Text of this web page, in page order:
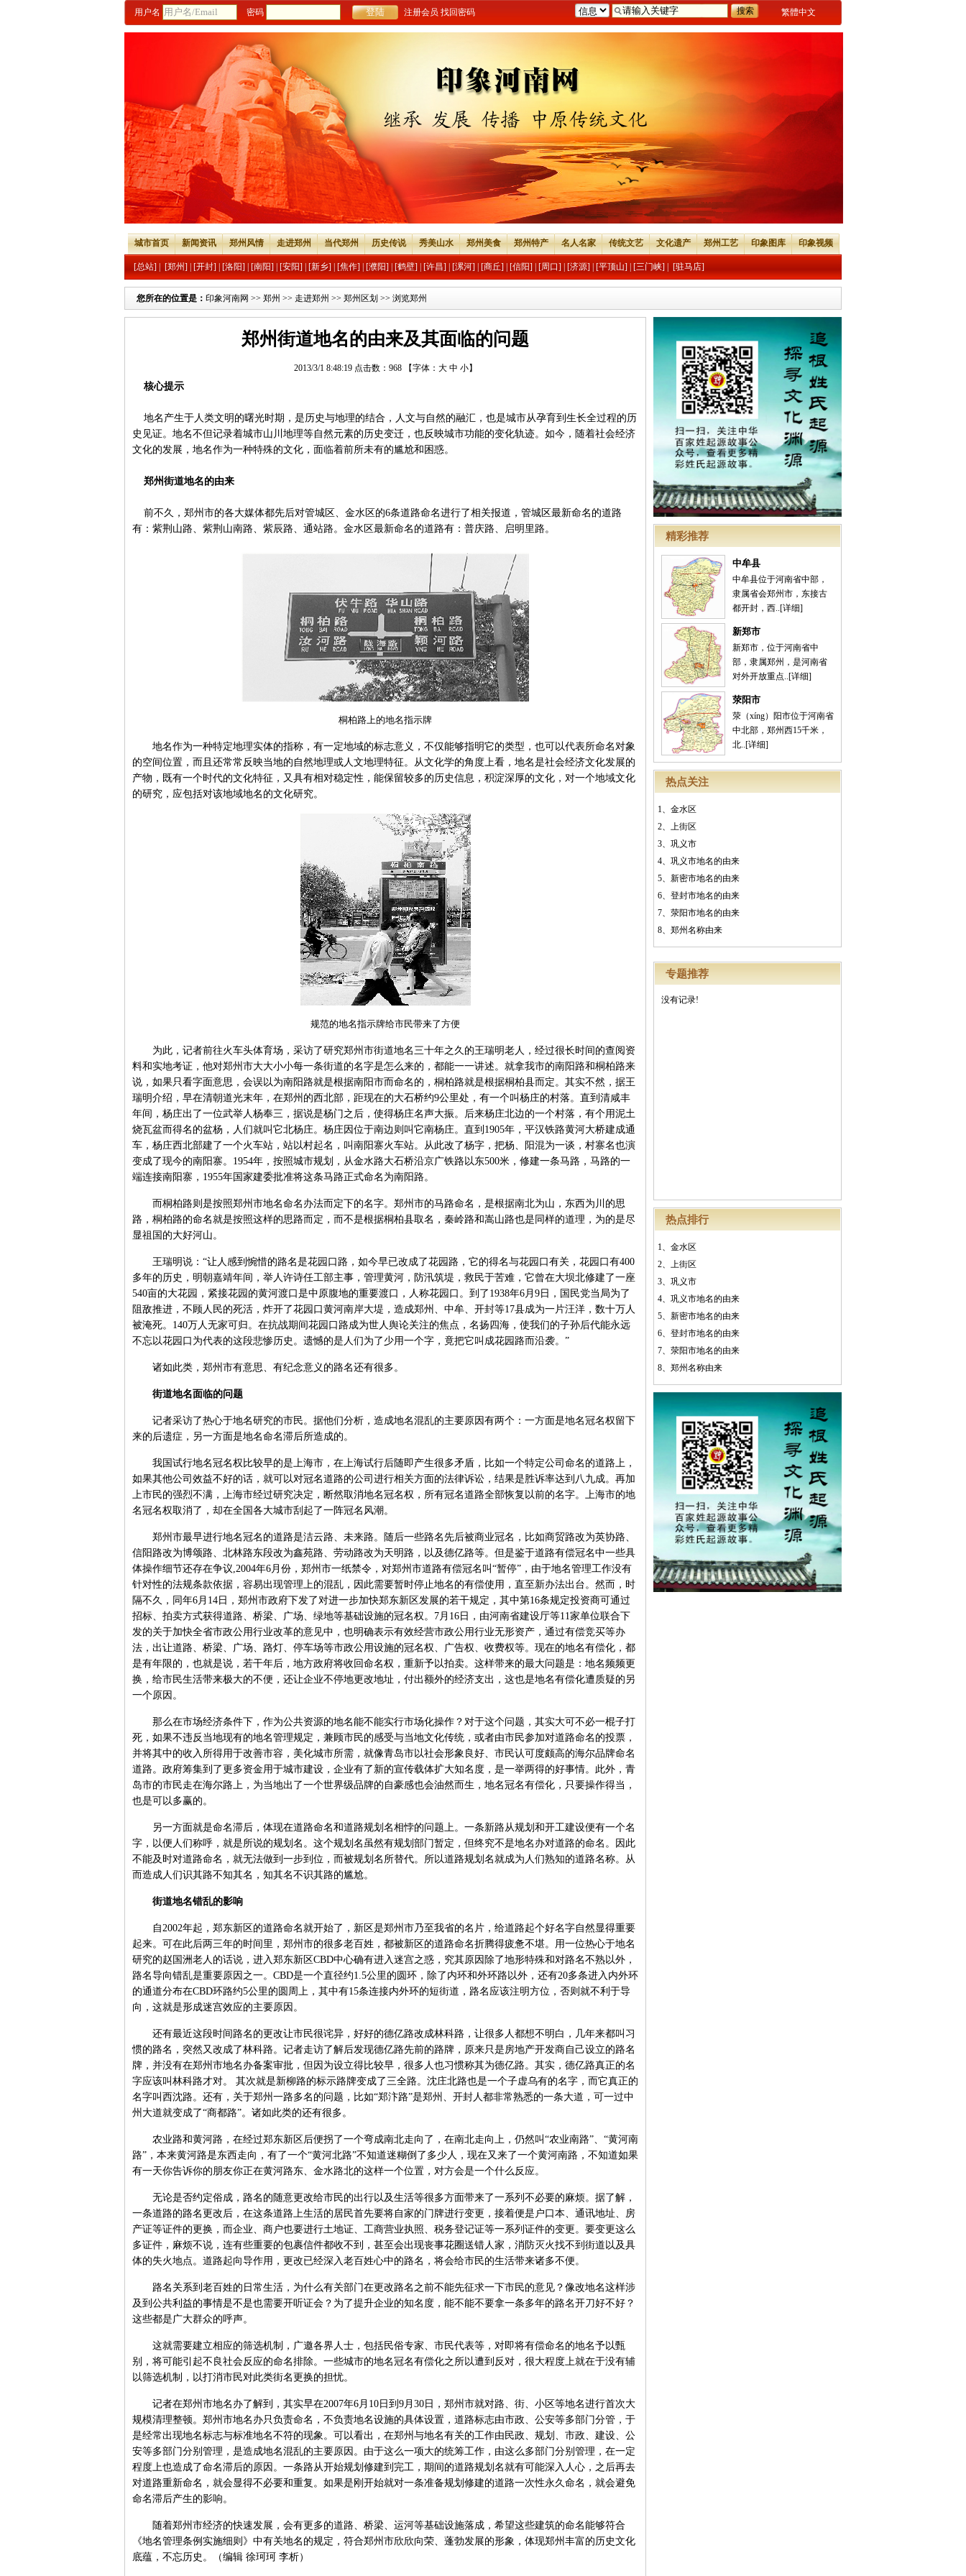
繁體中文
用户名 密码 注册会员 找回密码
城市首页 新闻资讯 郑州风情 走进郑州 当代郑州 历史传说 秀美山水 郑州美食 郑州特产 名人名家 传统文艺 文化遗产 郑州工艺 印象图库 印象视频
[总站] [郑州] [开封] [洛阳] [南阳] [安阳] [新乡] [焦作] [濮阳] [鹤壁] [许昌] [漯河] [商丘] [信阳] [周口] [济源] [平顶山] [三门峡] [驻马店]
您所在的位置是： 印象河南网 >> 郑州 >> 走进郑州 >> 郑州区划 >> 浏览郑州
精彩推荐
中牟县
中牟县位于河南省中部，
隶属省会郑州市，东接古
都开封，西..[详细]
新郑市
新郑市，位于河南省中
部，隶属郑州，是河南省
对外开放重点..[详细]
荥阳市
荥（xíng）阳市位于河南省
中北部，郑州西15千米，
北..[详细]
热点关注
1、 金水区
2、 上街区
3、 巩义市
4、 巩义市地名的由来
5、 新密市地名的由来
6、 登封市地名的由来
7、 荥阳市地名的由来
8、 郑州名称由来
专题推荐
没有记录!
热点排行
1、 金水区
2、 上街区
3、 巩义市
4、 巩义市地名的由来
5、 新密市地名的由来
6、 登封市地名的由来
7、 荥阳市地名的由来
8、 郑州名称由来
郑州街道地名的由来及其面临的问题
2013/3/1 8:48:19 点击数： 968 【字体： 大 中 小】
核心提示
地名产生于人类文明的曙光时期，是历史与地理的结合，人文与自然的融汇，也是城市从孕育到生长全过程的历
史见证。地名不但记录着城市山川地理等自然元素的历史变迁，也反映城市功能的变化轨迹。如今，随着社会经济
文化的发展，地名作为一种特殊的文化，面临着前所未有的尴尬和困惑。
郑州街道地名的由来
前不久，郑州市的各大媒体都先后对管城区、金水区的6条道路命名进行了相关报道，管城区最新命名的道路
有：紫荆山路、紫荆山南路、紫辰路、通站路。金水区最新命名的道路有：普庆路、启明里路。
桐柏路上的地名指示牌
地名作为一种特定地理实体的指称，有一定地域的标志意义，不仅能够指明它的类型，也可以代表所命名对象
的空间位置，而且还常常反映当地的自然地理或人文地理特征。从文化学的角度上看，地名是社会经济文化发展的
产物，既有一个时代的文化特征，又具有相对稳定性，能保留较多的历史信息，积淀深厚的文化，对一个地域文化
的研究，应包括对该地域地名的文化研究。
规范的地名指示牌给市民带来了方便
为此，记者前往火车头体育场，采访了研究郑州市街道地名三十年之久的王瑞明老人，经过很长时间的查阅资
料和实地考证，他对郑州市大大小小每一条街道的名字是怎么来的，都能一一讲述。就拿我市的南阳路和桐柏路来
说，如果只看字面意思，会误以为南阳路就是根据南阳市而命名的，桐柏路就是根据桐柏县而定。其实不然，据王
瑞明介绍，早在清朝道光末年，在郑州的西北部，距现在的大石桥约9公里处，有一个叫杨庄的村落。直到清咸丰
年间，杨庄出了一位武举人杨奉三，据说是杨门之后，使得杨庄名声大振。后来杨庄北边的一个村落，有个用泥土
烧瓦盆而得名的盆杨，人们就叫它北杨庄。杨庄因位于南边则叫它南杨庄。直到1905年，平汉铁路黄河大桥建成通
车，杨庄西北部建了一个火车站，站以村起名，叫南阳寨火车站。从此改了杨字，把杨、阳混为一谈，村寨名也演
变成了现今的南阳寨。1954年，按照城市规划，从金水路大石桥沿京广铁路以东500米，修建一条马路，马路的一
端连接南阳寨，1955年国家建委批准将这条马路正式命名为南阳路。
而桐柏路则是按照郑州市地名命名办法而定下的名字。郑州市的马路命名，是根据南北为山，东西为川的思
路，桐柏路的命名就是按照这样的思路而定，而不是根据桐柏县取名，秦岭路和嵩山路也是同样的道理，为的是尽
显祖国的大好河山。
王瑞明说：“让人感到惋惜的路名是花园口路，如今早已改成了花园路，它的得名与花园口有关，花园口有400
多年的历史，明朝嘉靖年间，举人许诗任工部主事，管理黄河，防汛筑堤，救民于苦难，它曾在大坝北修建了一座
540亩的大花园，紧接花园的黄河渡口是中原腹地的重要渡口，人称花园口。到了1938年6月9日，国民党当局为了
阻敌推进，不顾人民的死活，炸开了花园口黄河南岸大堤，造成郑州、中牟、开封等17县成为一片汪洋，数十万人
被淹死。140万人无家可归。在抗战期间花园口路成为世人舆论关注的焦点，名扬四海，使我们的子孙后代能永远
不忘以花园口为代表的这段悲惨历史。遗憾的是人们为了少用一个字，竟把它叫成花园路而沿袭。”
诸如此类，郑州市有意思、有纪念意义的路名还有很多。
街道地名面临的问题
记者采访了热心于地名研究的市民。据他们分析，造成地名混乱的主要原因有两个：一方面是地名冠名权留下
来的后遗症，另一方面是地名命名滞后所造成的。
我国试行地名冠名权比较早的是上海市，在上海试行后随即产生很多矛盾，比如一个特定公司命名的道路上，
如果其他公司效益不好的话，就可以对冠名道路的公司进行相关方面的法律诉讼，结果是胜诉率达到八九成。再加
上市民的强烈不满，上海市经过研究决定，断然取消地名冠名权，所有冠名道路全部恢复以前的名字。上海市的地
名冠名权取消了，却在全国各大城市刮起了一阵冠名风潮。
郑州市最早进行地名冠名的道路是洁云路、未来路。随后一些路名先后被商业冠名，比如商贸路改为英协路、
信阳路改为博颂路、北林路东段改为鑫苑路、劳动路改为天明路，以及德亿路等。但是鉴于道路有偿冠名中一些具
体操作细节还存在争议,2004年6月份，郑州市一纸禁令，对郑州市道路有偿冠名叫“暂停”，由于地名管理工作没有
针对性的法规条款依据，容易出现管理上的混乱，因此需要暂时停止地名的有偿使用，直至新办法出台。然而，时
隔不久，同年6月14日，郑州市政府下发了对进一步加快郑东新区发展的若干规定，其中第16条规定投资商可通过
招标、拍卖方式获得道路、桥梁、广场、绿地等基础设施的冠名权。7月16日，由河南省建设厅等11家单位联合下
发的关于加快全省市政公用行业改革的意见中，也明确表示有效经营市政公用行业无形资产，通过有偿竞买等办
法，出让道路、桥梁、广场、路灯、停车场等市政公用设施的冠名权、广告权、收费权等。现在的地名有偿化，都
是有年限的，也就是说，若干年后，地方政府将收回命名权，重新予以拍卖。这样带来的最大问题是：地名频频更
换，给市民生活带来极大的不便，还让企业不停地更改地址，付出额外的经济支出，这也是地名有偿化遭质疑的另
一个原因。
那么在市场经济条件下，作为公共资源的地名能不能实行市场化操作？对于这个问题，其实大可不必一棍子打
死，如果不违反当地现有的地名管理规定，兼顾市民的感受与当地文化传统，或者由市民参加对道路命名的投票，
并将其中的收入所得用于改善市容，美化城市所需，就像青岛市以社会形象良好、市民认可度颇高的海尔品牌命名
道路。政府筹集到了更多资金用于城市建设，企业有了新的宣传载体扩大知名度，是一举两得的好事情。此外，青
岛市的市民走在海尔路上，为当地出了一个世界级品牌的自豪感也会油然而生，地名冠名有偿化，只要操作得当，
也是可以多赢的。
另一方面就是命名滞后，体现在道路命名和道路规划名相悖的问题上。一条新路从规划和开工建设便有一个名
字，以便人们称呼，就是所说的规划名。这个规划名虽然有规划部门暂定，但终究不是地名办对道路的命名。因此
不能及时对道路命名，就无法做到一步到位，而被规划名所替代。所以道路规划名就成为人们熟知的道路名称。从
而造成人们识其路不知其名，知其名不识其路的尴尬。
街道地名错乱的影响
自2002年起，郑东新区的道路命名就开始了，新区是郑州市乃至我省的名片，给道路起个好名字自然显得重要
起来。可在此后两三年的时间里，郑州市的很多老百姓，都被新区的道路命名折腾得疲惫不堪。用一位热心于地名
研究的赵国洲老人的话说，进入郑东新区CBD中心确有进入迷宫之惑，究其原因除了地形特殊和对路名不熟以外，
路名导向错乱是重要原因之一。CBD是一个直径约1.5公里的圆环，除了内环和外环路以外，还有20多条进入内外环
的通道分布在CBD环路约5公里的圆周上，其中有15条连接内外环的短街道，路名应该注明方位，否则就不利于导
向，这就是形成迷宫效应的主要原因。
还有最近这段时间路名的更改让市民很诧异，好好的德亿路改成林科路，让很多人都想不明白，几年来都叫习
惯的路名，突然又改成了林科路。记者走访了解后发现德亿路先前的路牌，原来只是房地产开发商自己设立的路名
牌，并没有在郑州市地名办备案审批，但因为设立得比较早，很多人也习惯称其为德亿路。其实，德亿路真正的名
字应该叫林科路才对。 其次就是新柳路的标示路牌变成了三全路。沈庄北路也是一个子虚乌有的名字，而它真正的
名字叫西沈路。还有，关于郑州一路多名的问题，比如“郑汴路”是郑州、开封人都非常熟悉的一条大道，可一过中
州大道就变成了“商都路”。诸如此类的还有很多。
农业路和黄河路，在经过郑东新区后便拐了一个弯成南北走向了，在南北走向上，仍然叫“农业南路”、“黄河南
路”，本来黄河路是东西走向，有了一个“黄河北路”不知道迷糊倒了多少人，现在又来了一个黄河南路，不知道如果
有一天你告诉你的朋友你正在黄河路东、金水路北的这样一个位置，对方会是一个什么反应。
无论是否约定俗成，路名的随意更改给市民的出行以及生活等很多方面带来了一系列不必要的麻烦。据了解，
一条道路的路名更改后，在这条道路上生活的居民首先要将自家的门牌进行变更，接着便是户口本、通讯地址、房
产证等证件的更换，而企业、商户也要进行土地证、工商营业执照、税务登记证等一系列证件的变更。要变更这么
多证件，麻烦不说，连有些重要的包裹信件都收不到，甚至会出现丧事花圈送错人家，消防灭火找不到街道以及具
体的失火地点。道路起向导作用，更改已经深入老百姓心中的路名，将会给市民的生活带来诸多不便。
路名关系到老百姓的日常生活，为什么有关部门在更改路名之前不能先征求一下市民的意见？像改地名这样涉
及到公共利益的事情是不是也需要开听证会？为了提升企业的知名度，能不能不要拿一条多年的路名开刀好不好？
这些都是广大群众的呼声。
这就需要建立相应的筛选机制，广邀各界人士，包括民俗专家、市民代表等，对即将有偿命名的地名予以甄
别，将可能引起不良社会反应的命名排除。一些城市的地名冠名有偿化之所以遭到反对，很大程度上就在于没有辅
以筛选机制，以打消市民对此类街名更换的担忧。
记者在郑州市地名办了解到，其实早在2007年6月10日到9月30日，郑州市就对路、街、小区等地名进行首次大
规模清理整顿。郑州市地名办只负责命名，不负责地名设施的具体设置，道路标志由市政、公安等多部门分管，于
是经常出现地名标志与标准地名不符的现象。可以看出，在郑州与地名有关的工作由民政、规划、市政、建设、公
安等多部门分别管理，是造成地名混乱的主要原因。由于这么一项大的统筹工作，由这么多部门分别管理，在一定
程度上也造成了命名滞后的原因。一条路从开始规划修建到完工，期间的道路规划名就有可能深入人心，之后再去
对道路重新命名，就会显得不必要和重复。如果是刚开始就对一条准备规划修建的道路一次性永久命名，就会避免
命名滞后产生的影响。
随着郑州市经济的快速发展，会有更多的道路、桥梁、运河等基础设施落成，希望这些建筑的命名能够符合
《地名管理条例实施细则》中有关地名的规定，符合郑州市欣欣向荣、蓬勃发展的形象，体现郑州丰富的历史文化
底蕴，不忘历史。（编辑 徐珂珂 李析）